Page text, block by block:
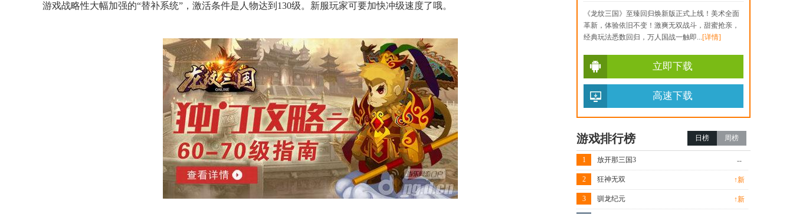
游戏战略性大幅加强的“替补系统”，激活条件是人物达到130级。新服玩家可要加快冲级速度了哦。
《龙纹三国》至臻回归焕新版正式上线！美术全面
革新，体验依旧不变！激爽无双战斗，甜蜜抢亲，
经典玩法悉数回归，万人国战一触即...[详情]
立即下载
高速下载
游戏排行榜 日榜 周榜
1 放开那三国3 --
2 狂神无双 ↑新
3 驯龙纪元 ↑新